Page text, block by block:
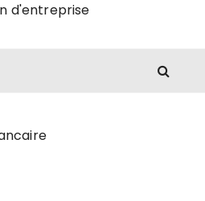
d'entreprise